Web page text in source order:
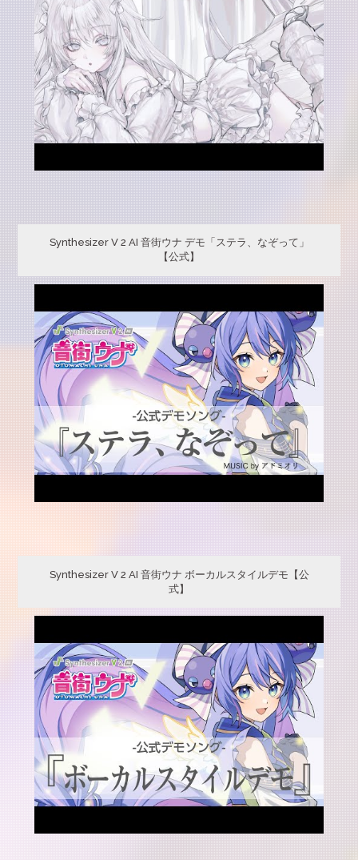
Synthesizer V 2 AI 音街ウナ デモ「ステラ、なぞって」
【公式】
Synthesizer V 2 AI 音街ウナ ボーカルスタイルデモ【公
式】